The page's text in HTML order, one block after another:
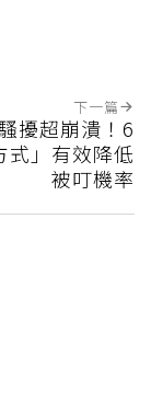
下一篇
擾超崩潰！6
式」有效降低
被叮機率